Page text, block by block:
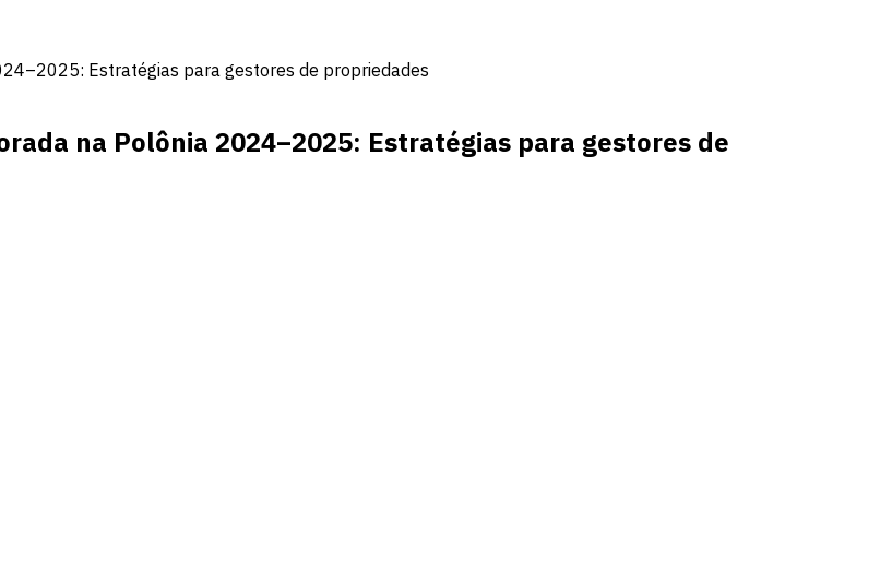
Estratégias para gestores de propriedades
na Polônia 2024–2025: Estratégias para gestores de